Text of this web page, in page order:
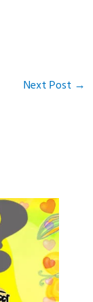
Next Post →